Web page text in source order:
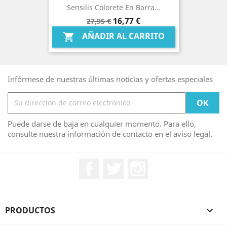
Sensilis Colorete En Barra...
Precio
base
27,95 € Precio
16,77 €
 AÑADIR AL CARRITO
Infórmese de nuestras últimas noticias y ofertas especiales
Puede darse de baja en cualquier momento. Para ello,
consulte nuestra información de contacto en el aviso legal.
PRODUCTOS 